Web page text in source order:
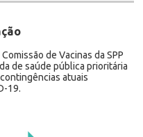
de Vacinas da SPP
de saúde pública prioritária
atuais
19.